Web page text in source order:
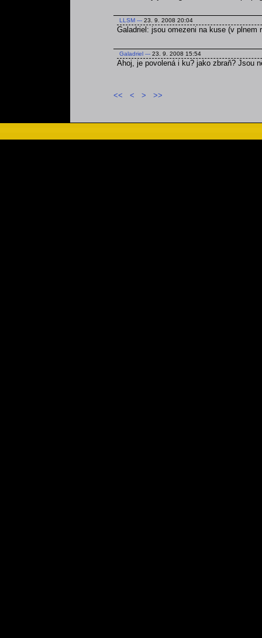
LLSM --- 23. 9. 2008 20:04
Galadriel: jsou omezeni na kuse (v plnem
Galadriel --- 23. 9. 2008 15:54
Ahoj, je povolená i ku? jako zbraň? Jsou
<< < > >>